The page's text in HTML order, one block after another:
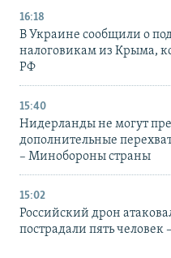
16:18
В Украине сообщили о
налоговикам из Крыма,
РФ
15:40
Нидерланды не могут
дополнительные
– Минобороны страны
15:02
Российский дрон
пострадали пять человек